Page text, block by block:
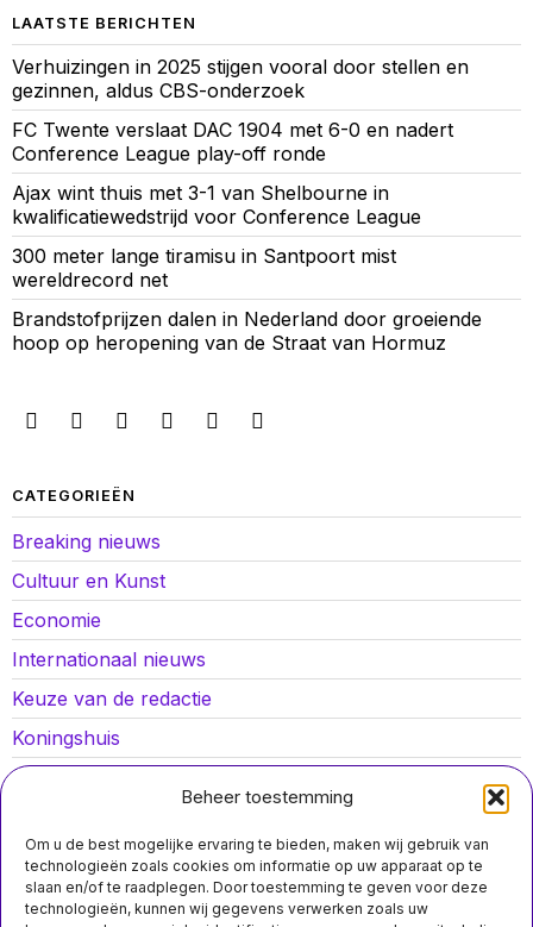
Beheer toestemming
Om u de best mogelijke ervaring te bieden, maken wij gebruik van
technologieën zoals cookies om informatie op uw apparaat op te
slaan en/of te raadplegen. Door toestemming te geven voor deze
technologieën, kunnen wij gegevens verwerken zoals uw
LAATSTE BERICHTEN
Verhuizingen in 2025 stijgen vooral door stellen en
gezinnen, aldus CBS-onderzoek
FC Twente verslaat DAC 1904 met 6-0 en nadert
Conference League play-off ronde
Ajax wint thuis met 3-1 van Shelbourne in
kwalificatiewedstrijd voor Conference League
300 meter lange tiramisu in Santpoort mist
wereldrecord net
Brandstofprijzen dalen in Nederland door groeiende
hoop op heropening van de Straat van Hormuz
CATEGORIEËN
Breaking nieuws
Cultuur en Kunst
Economie
Internationaal nieuws
Keuze van de redactie
Koningshuis
Lokaal nieuws
Opinies
Politiek